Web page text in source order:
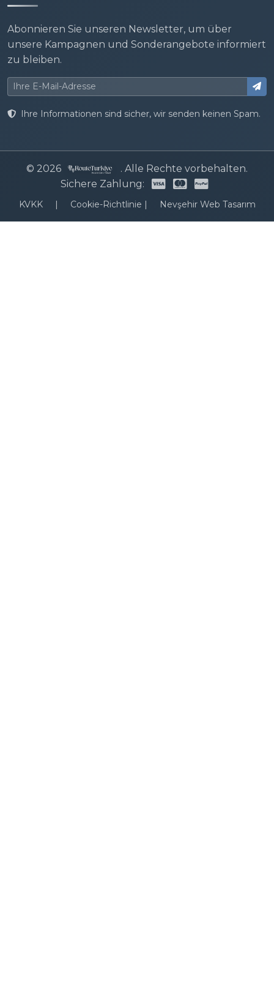
Abonnieren Sie unseren Newsletter, um über
unsere Kampagnen und Sonderangebote informiert
zu bleiben.
Ihre Informationen sind sicher, wir senden keinen Spam.
© 2026
. Alle Rechte vorbehalten.
Sichere Zahlung:
KVKK | Cookie-Richtlinie | Nevşehir Web Tasarım